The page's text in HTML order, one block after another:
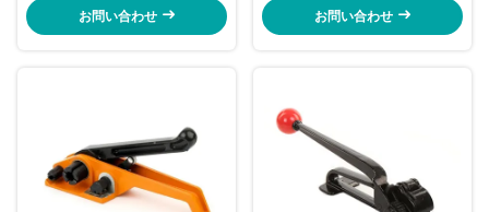
ド 機械
お問い合わせ お問い合わせ